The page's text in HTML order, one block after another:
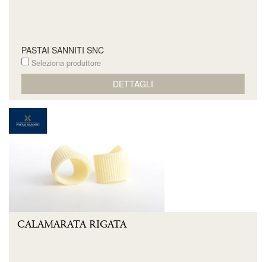
PASTAI SANNITI SNC
Seleziona produttore
DETTAGLI
CALAMARATA RIGATA